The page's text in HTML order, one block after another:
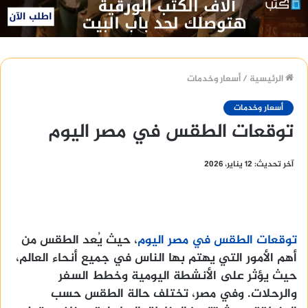
الرئيسية /أسعار وخدمات
أسعار وخدمات
توقعات الطقس في مصر اليوم
آخر تحديث: 12 يناير، 2026
توقعات الطقس في مصر اليوم، حيث يُعد الطقس من
أهم الأمور التي يهتم بها الناس في جميع أنحاء العالم،
حيث يؤثر على الأنشطة اليومية وخطط السفر
والرحلات. وفي مصر، تختلف حالة الطقس حسب